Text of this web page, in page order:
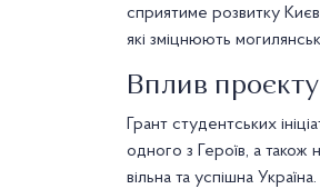
сприятиме розвитку
які зміцнюють
Вплив проєкту
Грант студентських
одного з Героїв, а також
вільна та успішна